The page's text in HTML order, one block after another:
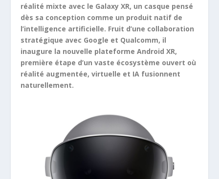
réalité mixte avec le Galaxy XR, un casque pensé
dès sa conception comme un produit natif de
l’intelligence artificielle. Fruit d’une collaboration
stratégique avec Google et Qualcomm, il
inaugure la nouvelle plateforme Android XR,
première étape d’un vaste écosystème ouvert où
réalité augmentée, virtuelle et IA fusionnent
naturellement.